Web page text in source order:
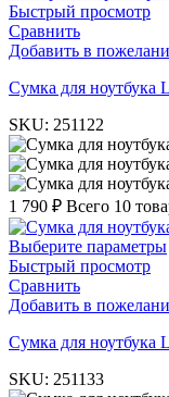
Быстрый просмотр
Сравнить
Добавить в
Cумка для ноутбука
SKU: 251122
1 790 ₽ Всего 10
Выберите параметры
Быстрый просмотр
Сравнить
Добавить в
Cумка для ноутбука
SKU: 251133